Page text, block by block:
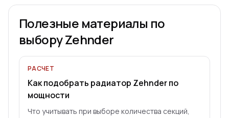
Полезные материалы по
выбору Zehnder
РАСЧЕТ
Как подобрать радиатор Zehnder по
мощности
Что учитывать при выборе количества секций,